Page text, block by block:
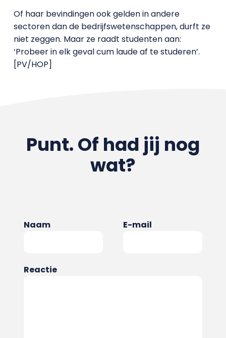
Of haar bevindingen ook gelden in andere
sectoren dan de bedrijfswetenschappen, durft ze
niet zeggen. Maar ze raadt studenten aan:
‘Probeer in elk geval cum laude af te studeren’.
[PV/HOP]
Punt. Of had jij nog
wat?
Naam E-mail
Reactie